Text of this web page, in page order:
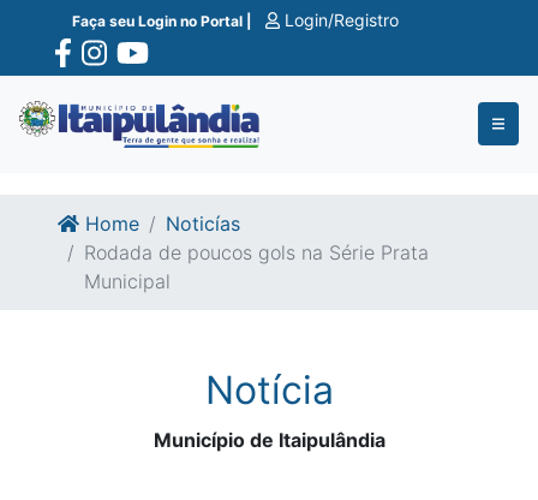
Ir para o conte�do
Ir para o fim do conte�do
Faça seu Login no Portal | Login/Registro
Home
Noticías
Rodada de poucos gols na Série Prata
Municipal
Notícia
Município de Itaipulândia